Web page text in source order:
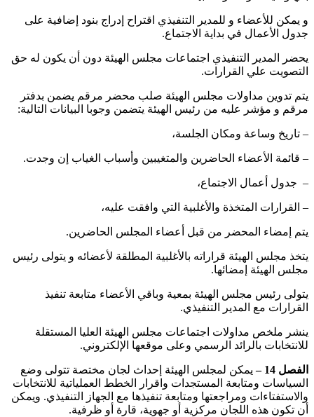
‏و يمكن للأعضاء و للمدير التنفيذي اقتراح إدراج بنود إضافية على
جدول الأعمال في بداية الاجتماع.
‏يحضر المدير التنفيذي اجتماعات مجلس الهيئة دون أن يكون له حق
التصويت علي القرارات.
‏يتم تدوين مداولات مجلس الهيئة صلب محضر مرقم يضمن بدفتر
مرقم و مؤشر عليه من رئيس الهيئة يتضمن وجوبا البيانات التالية:
– ‏تاريخ وساعة ومكان الجلسة،
– ‏قائمة الأعضاء الحاضرين والمتغيبين وأسباب الغياب إن وجدت.
– ‏ جدول أعمال الاجتماع،
– ‏القرارات المتخذة والأغلبية التي وافقت عليه،
‏يتم إمضاء المحضر من قبل أعضاء المجلس الحاضرين.
‏يتخذ مجلس الهيئة قراراته بالأغلبية المطلقة لأعضائه و يتولى رئيس
مجلس الهيئة إمضائها.
‏يتولى رئيس مجلس الهيئة بمعية وباقي الأعضاء متابعة تنفيذ
القرارات مع المدير التنفيذي.
‏ينشر ملخص مداولات اجتماعات مجلس الهيئة العليا المستقلة
للانتخابات بالرائد الرسمي وعلى موقعها الإلكتروني.
الفصل 14 –
يمكن لمجلس الهيئة إحداث لجان مختصة تتولى وضع
السياسات ومتابعة المستجدات واقرار الخطط العملياتية للانتخابات
والاستفتاءات ومراجعتها ومتابعة تنفيذها مع الجهاز التنفيذي. ويمكن
أن تكون هذه اللجان مركزية أو جهوية، قارة أو ظرفية.